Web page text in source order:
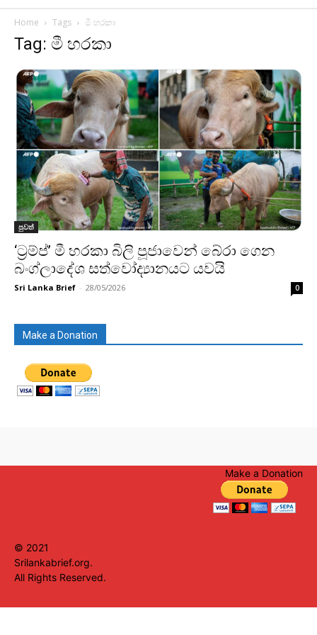
Home Tags මී හරකා
Tag: මී හරකා
පුවත්
‘ට්‍රම්ප්’ මී හරකා බිලි පූජාවෙන් බේරා ගෙන
බංග්ලාදේශ සත්වෝද්‍යානයට යවයි
Sri Lanka Brief - 28/05/2026 0
Make a Donation
Make a Donation
© 2021
Srilankabrief.org.
All Rights Reserved.